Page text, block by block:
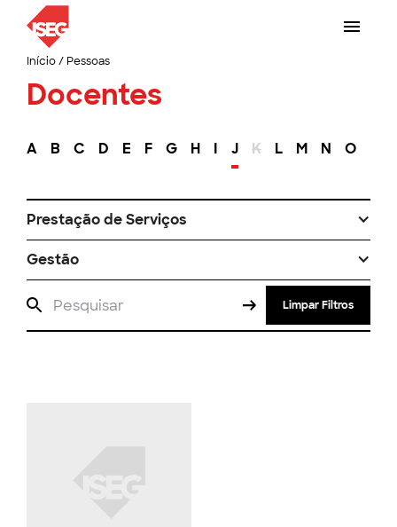
Início/ Pessoas
Docentes
A B C D E F G H I J K L M N O
Prestação de Serviços
Gestão
Limpar Filtros